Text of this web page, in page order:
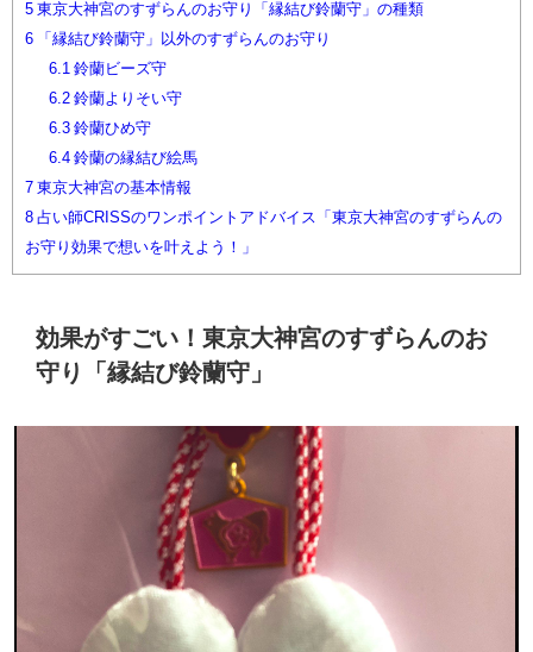
5 東京大神宮のすずらんのお守り「縁結び鈴蘭守」の種類
6 「縁結び鈴蘭守」以外のすずらんのお守り
6.1 鈴蘭ビーズ守
6.2鈴蘭よりそい守
6.3鈴蘭ひめ守
6.4鈴蘭の縁結び絵馬
7 東京大神宮の基本情報
8 占い師CRISSのワンポイントアドバイス「東京大神宮のすずらんの
お守り効果で想いを叶えよう！」
効果がすごい！東京大神宮のすずらんのお
守り「縁結び鈴蘭守」